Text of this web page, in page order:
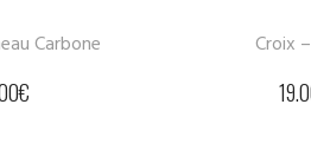
Carbone
€
Croix